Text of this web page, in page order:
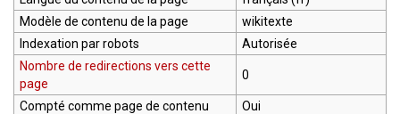
Modèle de contenu de la page
wikitexte
Indexation par robots
Autorisée
Nombre de redirections vers cette
page
0
Compté comme page de contenu Oui